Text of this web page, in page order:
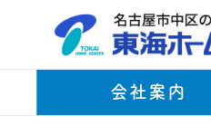
Skip to main content
会社案内